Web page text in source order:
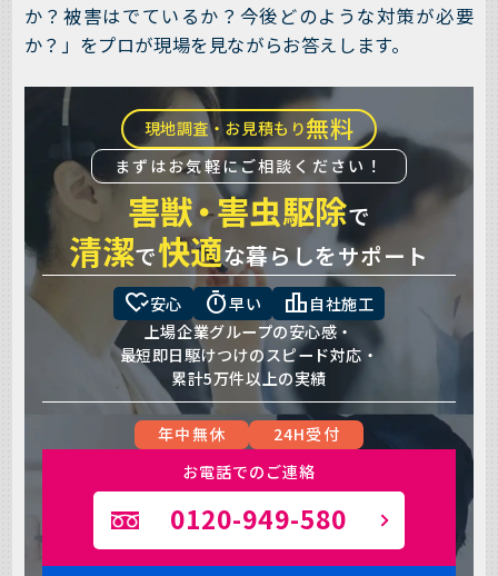
か？被害はでているか？今後どのような対策が必要
か？」をプロが現場を見ながらお答えします。
現地調査・お見積もり無料
まずはお気軽にご相談ください！
害獣・害虫駆除で
清潔で快適な暮らしをサポート
heart_check安心 timer早い leaderboard 自社施工
上場企業グループの安心感・
最短即日駆けつけのスピード対応・
累計5万件以上の実績
年中無休
24H受付
お電話でのご連絡
0120-949-580